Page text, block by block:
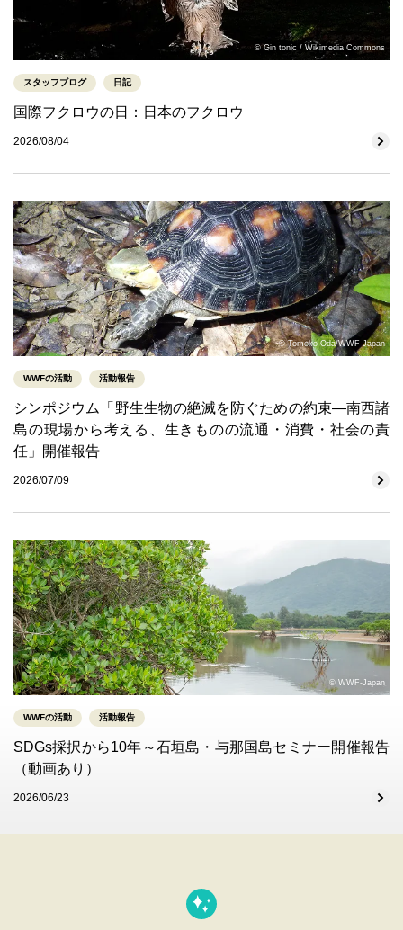
© Gin tonic / Wikimedia Commons
スタッフブログ 日記
国際フクロウの日：日本のフクロウ
2026/08/04
© Tomoko Oda/WWF Japan
WWFの活動 活動報告
シンポジウム「野生生物の絶滅を防ぐための約束―南西諸
島の現場から考える、生きものの流通・消費・社会の責
任」開催報告
2026/07/09
© WWF-Japan
WWFの活動 活動報告
SDGs採択から10年～石垣島・与那国島セミナー開催報告
（動画あり）
2026/06/23